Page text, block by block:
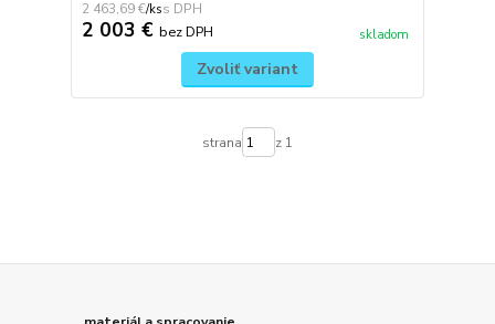
2 463,69 €/ks
2 003 € bez DPH skladom
Zvoliť variant
strana z 1